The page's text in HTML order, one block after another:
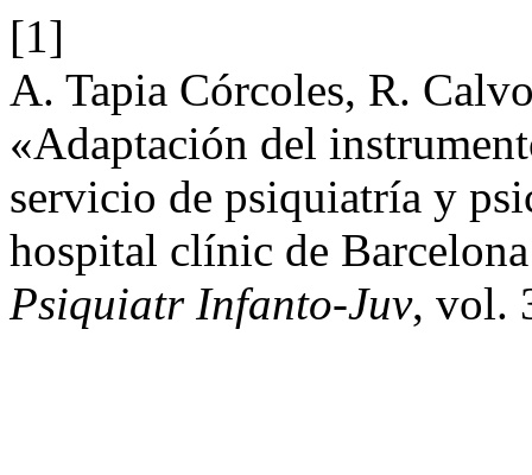
[1]
A. Tapia Córcoles, R.
«Adaptación del
servicio de psiquiatría y
hospital clínic de
Psiquiatr Infanto-Juv, vol.